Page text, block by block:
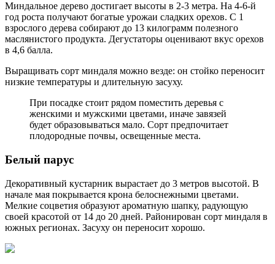
Миндальное дерево достигает высоты в 2-3 метра. На 4-6-й
год роста получают богатые урожаи сладких орехов. С 1
взрослого дерева собирают до 13 килограмм полезного
маслянистого продукта. Дегустаторы оценивают вкус орехов
в 4,6 балла.
Выращивать сорт миндаля можно везде: он стойко переносит
низкие температуры и длительную засуху.
При посадке стоит рядом поместить деревья с
женскими и мужскими цветами, иначе завязей
будет образовываться мало. Сорт предпочитает
плодородные почвы, освещенные места.
Белый парус
Декоративный кустарник вырастает до 3 метров высотой. В
начале мая покрывается крона белоснежными цветами.
Мелкие соцветия образуют ароматную шапку, радующую
своей красотой от 14 до 20 дней. Районирован сорт миндаля в
южных регионах. Засуху он переносит хорошо.